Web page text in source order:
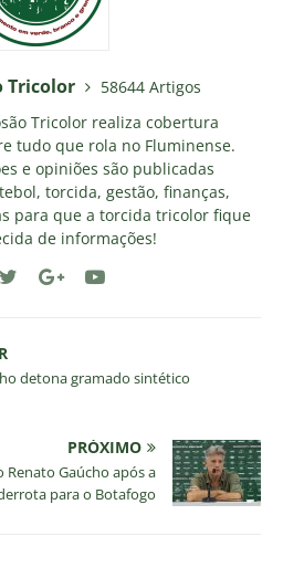
Tricolor
58644 Artigos
Tricolor realiza cobertura
tudo que rola no Fluminense.
e opiniões são publicadas
torcida, gestão, finanças,
para que a torcida tricolor fique
de informações!
detona gramado sintético
PRÓXIMO
Gaúcho após a
para o Botafogo